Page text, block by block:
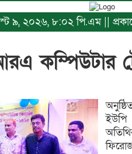
৯, ২০২৬, ৮:০২ পি.এম ||
কম্পিউটার
ইউপি